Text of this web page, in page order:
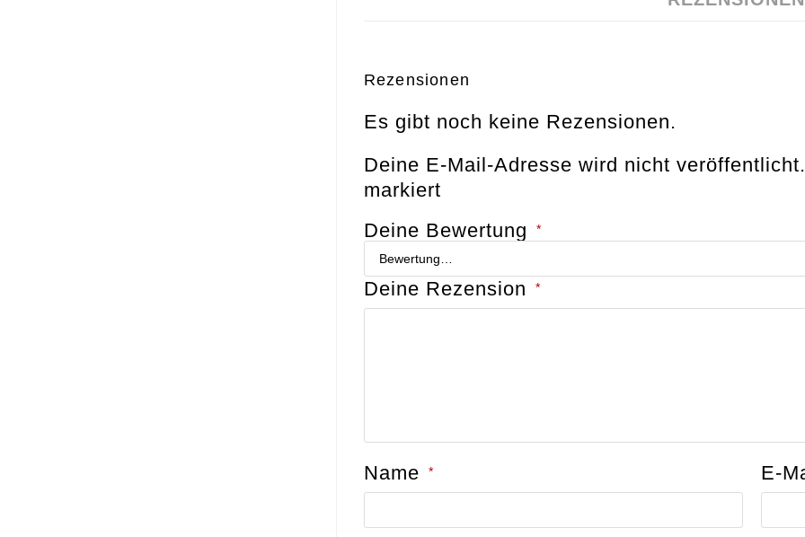
Rezensionen
Es gibt noch keine Rezensionen.
Deine E-Mail-Adresse wird nicht veröffentlicht.
markiert
Deine Bewertung
*
Deine Rezension *
Name * E-